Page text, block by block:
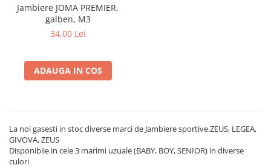
Jambiere JOMA PREMIER,
galben, M3
34,00 Lei
ADAUGA IN COS
La noi gasesti in stoc diverse marci de Jambiere sportive.ZEUS, LEGEA,
GIVOVA, ZEUS
Disponibile in cele 3 marimi uzuale (BABY, BOY, SENIOR) in diverse
culori